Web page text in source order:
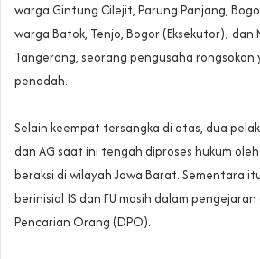
warga Gintung Cilejit, Parung Panjang,
warga Batok, Tenjo, Bogor (Eksekutor); dan
Tangerang, seorang pengusaha
penadah.
‎Selain keempat tersangka di atas, dua
dan AG saat ini tengah diproses hukum
beraksi di wilayah Jawa Barat. Sementara
berinisial IS dan FU masih dalam
Pencarian Orang (DPO).